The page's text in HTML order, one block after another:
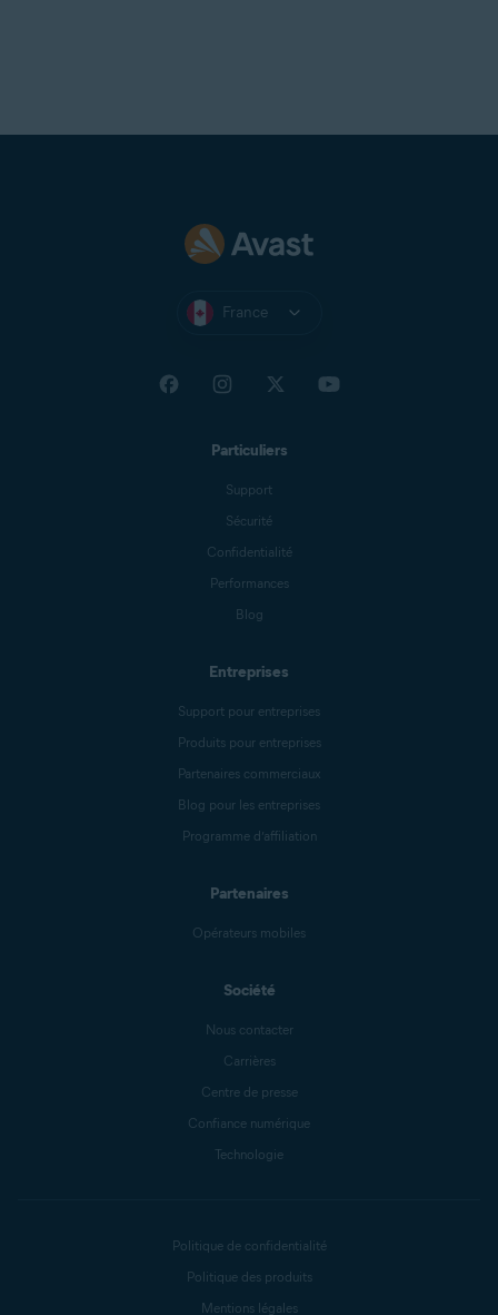
France
Particuliers
Support
Sécurité
Confidentialité
Performances
Blog
Entreprises
Support pour entreprises
Produits pour entreprises
Partenaires commerciaux
Blog pour les entreprises
Programme d’affiliation
Partenaires
Opérateurs mobiles
Société
Nous contacter
Carrières
Centre de presse
Confiance numérique
Technologie
Politique de confidentialité
Politique des produits
Mentions légales